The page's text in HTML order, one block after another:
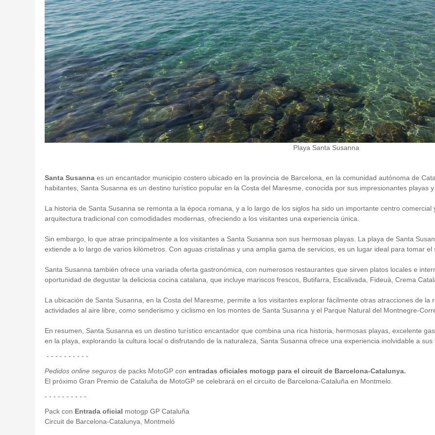
Playa Santa Susanna
Santa Susanna es un encantador municipio costero ubicado en la provincia de Barcelona, en la comunidad autónoma de
habitantes, Santa Susanna es un destino turístico popular en la Costa del Maresme, conocida por sus impresionantes playas
La historia de Santa Susanna se remonta a la época romana, y a lo largo de los siglos ha sido un importante centro
arquitectura tradicional con comodidades modernas, ofreciendo a los visitantes una experiencia única.
Sin embargo, lo que atrae principalmente a los visitantes a Santa Susanna son sus hermosas playas. La playa de Santa
extiende a lo largo de varios kilómetros. Con aguas cristalinas y una amplia gama de servicios, es un lugar ideal para tomar
Santa Susanna también ofrece una variada oferta gastronómica, con numerosos restaurantes que sirven platos locales e
oportunidad de degustar la deliciosa cocina catalana, que incluye mariscos frescos, Butifarra, Escalivada, Fideuà, Crema
La ubicación de Santa Susanna, en la Costa del Maresme, permite a los visitantes explorar fácilmente otras atracciones de
actividades al aire libre, como senderismo y ciclismo en los montes de Santa Susanna y el Parque Natural del Montnegre-
En resumen, Santa Susanna es un destino turístico encantador que combina una rica historia, hermosas playas, excelente
en la playa, explorando la cultura local o disfrutando de la naturaleza, Santa Susanna ofrece una experiencia inolvidable a sus
- - - - - - - - - -
Pedidos online seguros de packs MotoGP con entradas oficiales motogp para el circuit de Barcelona-Catalunya.
El próximo Gran Premio de Cataluña de MotoGP se celebrará en el circuito de Barcelona-Cataluña en Montmelo.
- - - - - - - - - -
Pack con Entrada oficial motogp GP Cataluña
Circuit de Barcelona-Catalunya, Montmeló